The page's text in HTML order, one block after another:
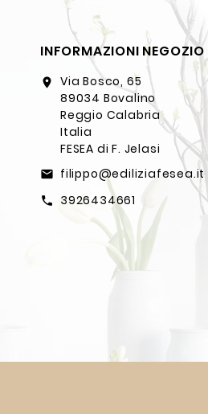
INFORMAZIONI NEGOZIO
location_on
Via Bosco, 65
89034 Bovalino
Reggio Calabria
Italia
FESEA di F. Jelasi
email filippo@ediliziafesea.it
call 3926434661